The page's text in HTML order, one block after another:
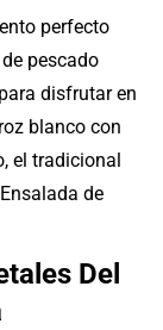
perfecto
pescado
disfrutar en
blanco con
el tradicional
de
Del